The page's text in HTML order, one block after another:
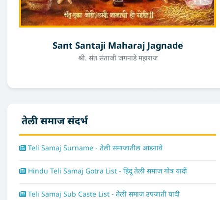
Sant Santaji Maharaj Jagnade
श्री. संत संताजी जगनाडे महाराज
तेली समाज संदर्भ
Teli Samaj Surname - तेली समाजातील आडनावे
Hindu Teli Samaj Gotra List - हिंदू तेली समाज गोत्र यादी
Teli Samaj Sub Caste List - तेली समाज उपजाती यादी